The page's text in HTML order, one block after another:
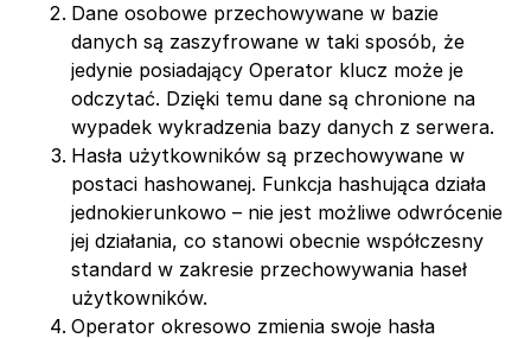
Dane osobowe przechowywane w bazie
danych są zaszyfrowane w taki sposób, że
jedynie posiadający Operator klucz może je
odczytać. Dzięki temu dane są chronione na
wypadek wykradzenia bazy danych z serwera.
Hasła użytkowników są przechowywane w
postaci hashowanej. Funkcja hashująca działa
jednokierunkowo – nie jest możliwe odwrócenie
jej działania, co stanowi obecnie współczesny
standard w zakresie przechowywania haseł
użytkowników.
Operator okresowo zmienia swoje hasła